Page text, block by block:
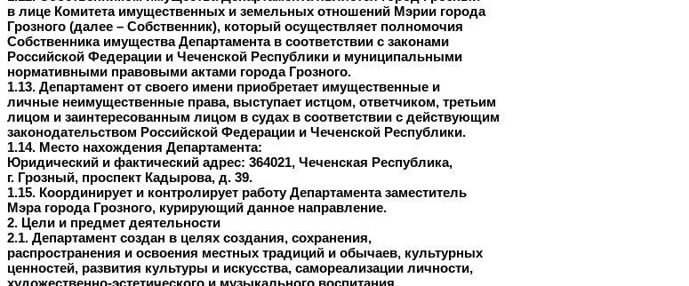
в лице Комитета имущественных и земельных отношений Мэрии города
Грозного (далее – Собственник), который осуществляет полномочия
Собственника имущества Департамента в соответствии с законами
Российской Федерации и Чеченской Республики и муниципальными
нормативными правовыми актами города Грозного.
1.13. Департамент от своего имени приобретает имущественные и
личные неимущественные права, выступает истцом, ответчиком, третьим
лицом и заинтересованным лицом в судах в соответствии с действующим
законодательством Российской Федерации и Чеченской Республики.
1.14. Место нахождения Департамента:
Юридический и фактический адрес: 364021, Чеченская Республика,
г. Грозный, проспект Кадырова, д. 39.
1.15. Координирует и контролирует работу Департамента заместитель
Мэра города Грозного, курирующий данное направление.
2. Цели и предмет деятельности
2.1. Департамент создан в целях создания, сохранения,
распространения и освоения местных традиций и обычаев, культурных
ценностей, развития культуры и искусства, самореализации личности,
художественно-эстетического и музыкального воспитания.